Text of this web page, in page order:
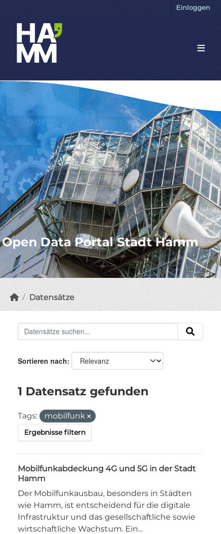
Einloggen
Open Data Portal Stadt Hamm
Datensätze
Sortieren nach
1 Datensatz gefunden
Tags: mobilfunk
Ergebnisse filtern
Mobilfunkabdeckung 4G und 5G in der Stadt
Hamm
Der Mobilfunkausbau, besonders in Städten
wie Hamm, ist entscheidend für die digitale
Infrastruktur und das gesellschaftliche sowie
wirtschaftliche Wachstum. Ein...